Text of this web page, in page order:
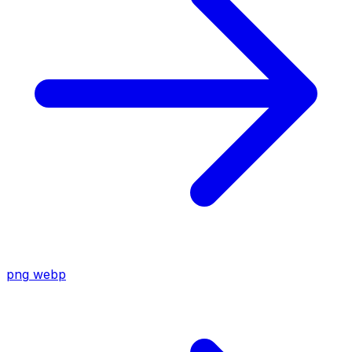
png webp